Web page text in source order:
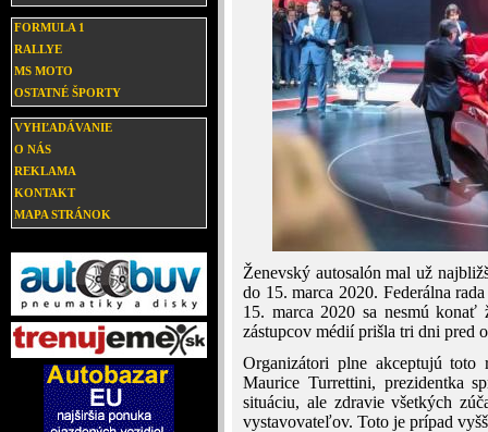
FORMULA 1
RALLYE
MS MOTO
OSTATNÉ ŠPORTY
VYHĽADÁVANIE
O NÁS
REKLAMA
KONTAKT
MAPA STRÁNOK
Ženevský autosalón mal už
do 15. marca 2020. Federálna
15. marca 2020 sa nesmú
zástupcov médií prišla tri dni pred
Organizátori plne akceptujú toto
Maurice Turrettini, prezidentka
situáciu, ale zdravie všetkých
vystavovateľov. Toto je prípad